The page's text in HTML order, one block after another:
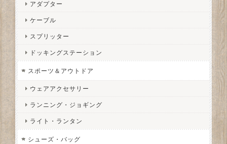
アダプター
ケーブル
スプリッター
ドッキングステーション
スポーツ＆アウトドア
ウェアアクセサリー
ランニング・ジョギング
ライト・ランタン
シューズ・バッグ